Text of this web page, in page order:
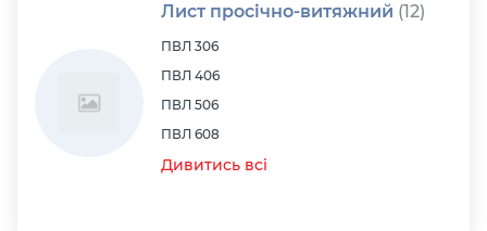
Лист просічно-витяжний (12)
ПВЛ 306
ПВЛ 406
ПВЛ 506
ПВЛ 608
Дивитись всі